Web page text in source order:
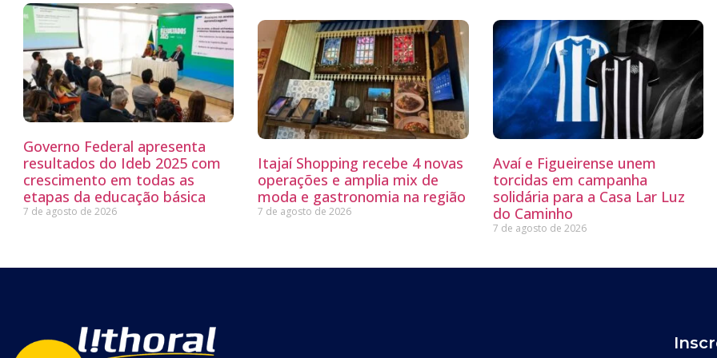
Governo Federal apresenta
resultados do Ideb 2025 com
crescimento em todas as
etapas da educação básica
7 de agosto de 2026
Itajaí Shopping recebe 4 novas
operações e amplia mix de
moda e gastronomia na região
7 de agosto de 2026
Avaí e Figueirense unem
torcidas em campanha
solidária para a Casa Lar Luz
do Caminho
7 de agosto de 2026